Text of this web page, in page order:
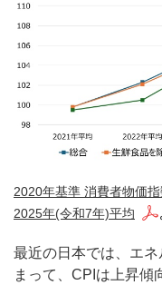
2020年基準 消費者物価
2025年(令和7年)平均
最近の日本では、エ
まって、CPIは上昇傾